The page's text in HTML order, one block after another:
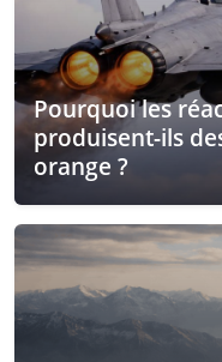
Pourquoi les
produisent-ils
orange ?